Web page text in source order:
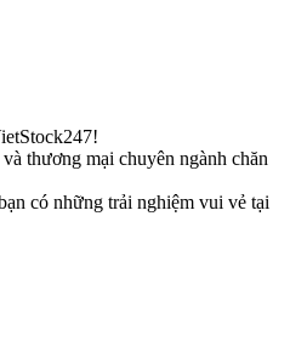
thương mại chuyên ngành chăn
có những trải nghiệm vui vẻ tại